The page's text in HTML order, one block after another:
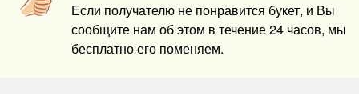
Если получателю не понравится букет, и Вы
сообщите нам об этом в течение 24 часов, мы
бесплатно его поменяем.